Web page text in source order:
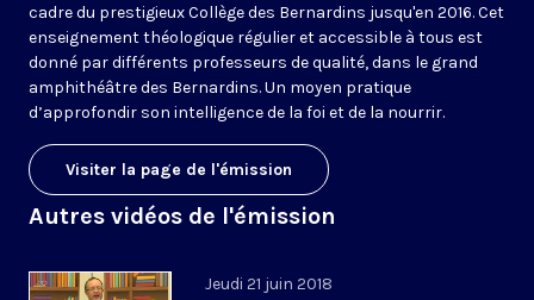
cadre du prestigieux Collège des Bernardins jusqu'en 2016. Cet
enseignement théologique régulier et accessible à tous est
donné par différents professeurs de qualité, dans le grand
amphithéâtre des Bernardins. Un moyen pratique
d’approfondir son intelligence de la foi et de la nourrir.
Visiter la page de l'émission
Autres vidéos de l'émission
Jeudi 21 juin 2018